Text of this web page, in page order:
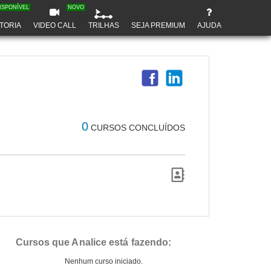
VIDEO CALL
NOVO
TRILHAS SEJA PREMIUM AJUDA
0 CURSOS CONCLUÍDOS
Cursos que Analice está fazendo:
Nenhum curso iniciado.